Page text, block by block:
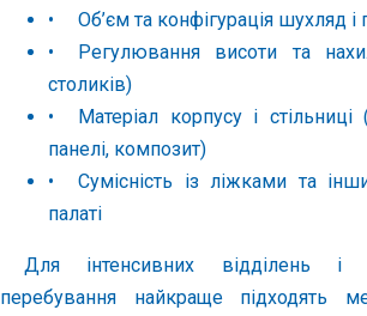
•
Об’єм та конфігурація шухляд і
•
Регулювання висоти та
столиків)
•
Матеріал корпусу і стільниці
панелі, композит)
•
Сумісність із ліжками та
палаті
Для інтенсивних відділень і
перебування найкраще підходять